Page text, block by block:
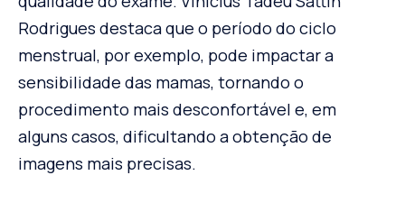
Rodrigues destaca que o período do ciclo
menstrual, por exemplo, pode impactar a
sensibilidade das mamas, tornando o
procedimento mais desconfortável e, em
alguns casos, dificultando a obtenção de
imagens mais precisas.